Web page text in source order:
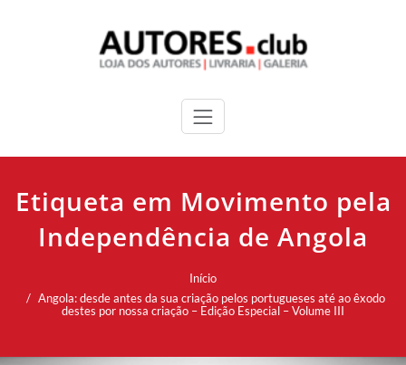
Etiqueta em Movimento pela
Independência de Angola
Início
Angola: desde antes da sua criação pelos portugueses até ao êxodo
destes por nossa criação – Edição Especial – Volume III